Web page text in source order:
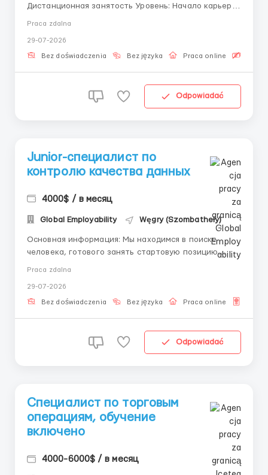
Дистанционная занятость Уровень: Начало карьеры
инструкции написаны понятно и доступно.
Присоединяйтесь к нам!» Сверка торговых опера...
Praca zdalna
29-07-2026
Bez doświadczenia Bez języka Praca online
Odpowiadać
Junior-специалист по
контролю качества данных
4000$ / в месяц
Global Employability Węgry (Szombathely)
Основная информация: Мы находимся в поиске
человека, готового занять стартовую позицию
самостоятельной деятельности проводится полное
обучение. Зона ответственности: Сопровождение
Praca zdalna
29-07-2026
Bez doświadczenia Bez języka Praca online
Odpowiadać
Специалист по торговым
операциям, обучение
включено
4000-6000$ / в месяц